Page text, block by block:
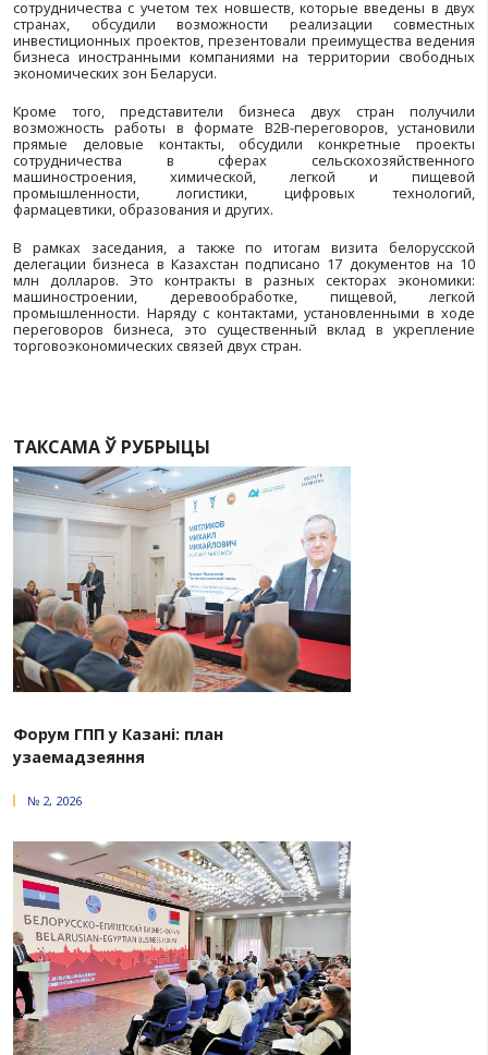
друзьям, которые готовы развивать отношения в
поддержки и доверия. Уверен, что результаты по
совета будут плодотворными и откроют новые
бизнеса наших стран».
В свою очередь председатель правления
палаты Казахстана Аян Еренов отметил
казахстанского бизнеса в углублении партнерства с
широкому спектру направлений, расширении
двумя странами, промышленной кооперации.
«Сегодня наш товарооборот превышает миллиард
видим, что сейчас в Беларуси возникает
определенных товарах для промышленности из-за
давления. И готовы эти ниши закрыть. Для этого
кооперироваться. На это и нацелено
Делового совета. И есть все предпосылки довести
готовность возглавляемой им бизнес-
всяческое содействие для интенсификации
предприятий и развития торгово-экономических
и Казахстана.
В ходе заседания предметно речь шла о
кооперации и расширении бизнес-диалога.
определили перспективные направления
сотрудничества с учетом тех новшеств, которые
странах, обсудили возможности реализации
инвестиционных проектов, презентовали
бизнеса иностранными компаниями на
Кроме того, представители бизнеса двух
возможность работы в формате В2В-переговоров,
сотрудничества в сферах
промышленности, логистики, цифровых
фармацевтики, образования и других.
В рамках заседания, а также по итогам визита
делегации бизнеса в Казахстан подписано 17
млн долларов. Это контракты в разных
машиностроении, деревообработке,
промышленности. Наряду с контактами,
переговоров бизнеса, это существенный вклад в
торгово­экономических связей двух стран.